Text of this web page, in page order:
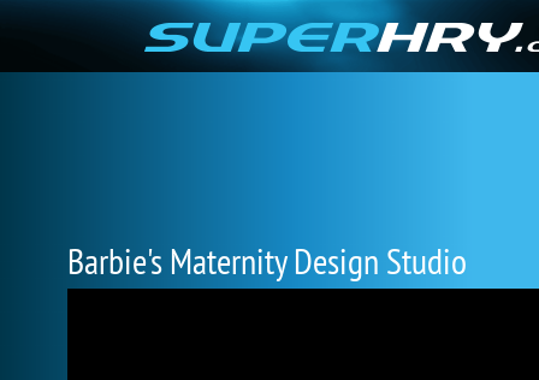
Barbie's Maternity Design Studio